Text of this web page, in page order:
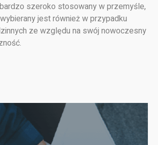
szeroko stosowany w przemyśle,
jest również w przypadku
ze względu na swój nowoczesny